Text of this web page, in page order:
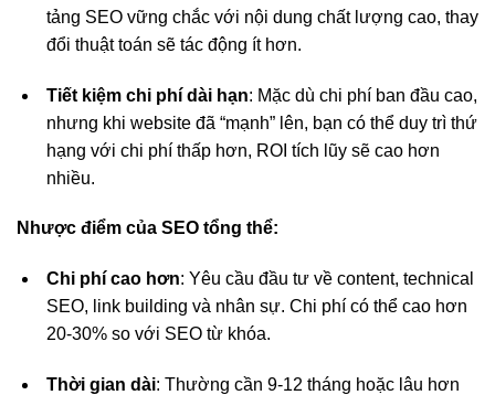
tảng SEO vững chắc với nội dung chất lượng cao, thay
đổi thuật toán sẽ tác động ít hơn.
Tiết kiệm chi phí dài hạn: Mặc dù chi phí ban đầu cao,
nhưng khi website đã “mạnh” lên, bạn có thể duy trì thứ
hạng với chi phí thấp hơn, ROI tích lũy sẽ cao hơn
nhiều.
Nhược điểm của SEO tổng thể:
Chi phí cao hơn: Yêu cầu đầu tư về content, technical
SEO, link building và nhân sự. Chi phí có thể cao hơn
20-30% so với SEO từ khóa.
Thời gian dài: Thường cần 9-12 tháng hoặc lâu hơn